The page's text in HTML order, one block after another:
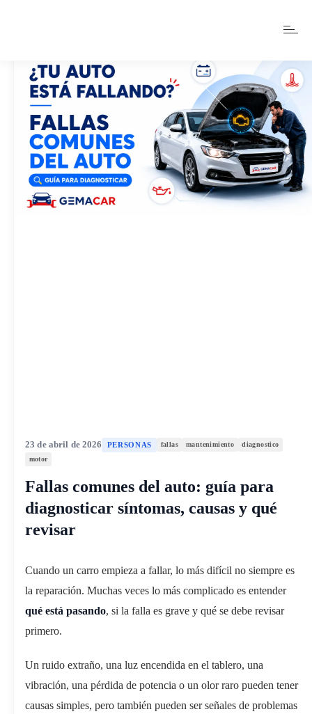
23 de abril de 2026 PERSONAS fallas mantenimiento
diagnostico
motor
Fallas comunes del auto: guía para
diagnosticar síntomas, causas y qué
revisar
Cuando un carro empieza a fallar, lo más difícil no siempre es
la reparación. Muchas veces lo más complicado es entender
qué está pasando, si la falla es grave y qué se debe revisar
primero.
Un ruido extraño, una luz encendida en el tablero, una
vibración, una pérdida de potencia o un olor raro pueden tener
causas simples, pero también pueden ser señales de problemas